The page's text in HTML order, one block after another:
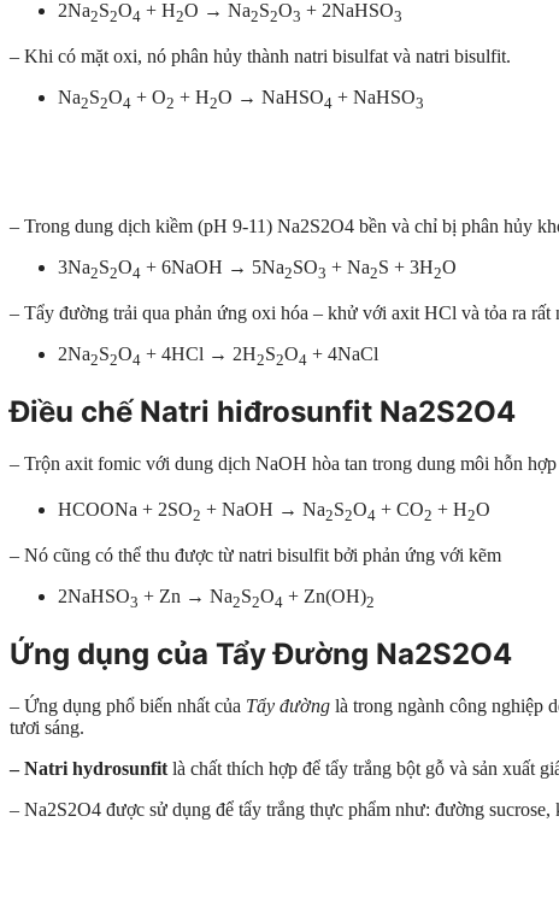
2Na2S2O4 + H2O → Na2S2O3 + 2NaHSO3
– Khi có mặt oxi, nó phân hủy thành natri bisulfat và natri bisulfit.
Na2S2O4 + O2 + H2O → NaHSO4 + NaHSO3
– Trong dung dịch kiềm (pH 9-11) Na2S2O4 bền và chỉ bị phân hủy
3Na2S2O4 + 6NaOH → 5Na2SO3 + Na2S + 3H2O
– Tẩy đường trải qua phản ứng oxi hóa – khử với axit HCl và tỏa ra rất
2Na2S2O4 + 4HCl → 2H2S2O4 + 4NaCl
Điều chế Natri hiđrosunfit Na2S2O4
– Trộn axit fomic với dung dịch NaOH hòa tan trong dung môi hỗn
HCOONa + 2SO2 + NaOH → Na2S2O4 + CO2 + H2O
– Nó cũng có thể thu được từ natri bisulfit bởi phản ứng với kẽm
2NaHSO3 + Zn → Na2S2O4 + Zn(OH)2
Ứng dụng của Tẩy Đường Na2S2O4
– Ứng dụng phổ biến nhất của Tẩy đường là trong ngành công nghiệp
tươi sáng.
– Natri hydrosunfit là chất thích hợp để tẩy trắng bột gỗ và sản xuất
– Na2S2O4 được sử dụng để tẩy trắng thực phẩm như: đường